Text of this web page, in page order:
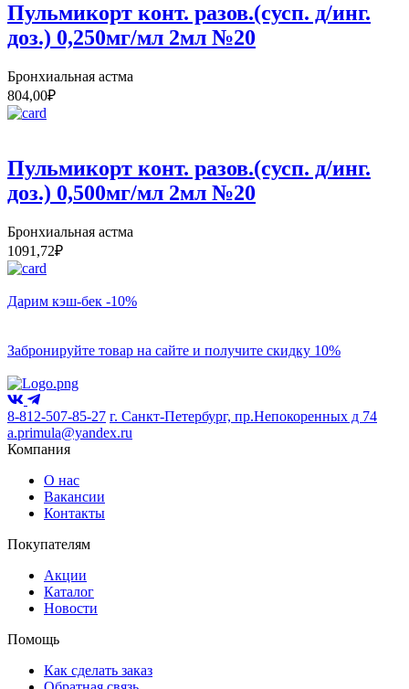
Пульмикорт конт. разов.(сусп. д/инг.
доз.) 0,250мг/мл 2мл №20
Бронхиальная астма
804,00₽
Пульмикорт конт. разов.(сусп. д/инг.
доз.) 0,500мг/мл 2мл №20
Бронхиальная астма
1091,72₽
Дарим кэш-бек -10%
Забронируйте товар на сайте и получите скидку 10%
8-812-507-85-27 г. Санкт-Петербург, пр.Непокоренных д 74
a.primula@yandex.ru
Компания
О нас
Вакансии
Контакты
Покупателям
Акции
Каталог
Новости
Помощь
Как сделать заказ